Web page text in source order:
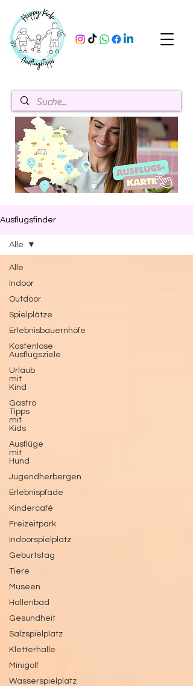
Ausflugsfinder
Alle
Indoor
Outdoor
Spielplätze
Erlebnisbauernhöfe
Kostenlose
Ausflugsziele
Urlaub
mit
Kind
Gastro
Tipps
mit
Kids
Ausflüge
mit
Hund
Jugendherbergen
Erlebnispfade
Kindercafé
Freizeitpark
Indoorspielplatz
Geburtstag
Tiere
Museen
Hallenbad
Gesundheit
Salzspielplatz
Kletterhalle
Minigolf
Wasserspielplatz
Alle